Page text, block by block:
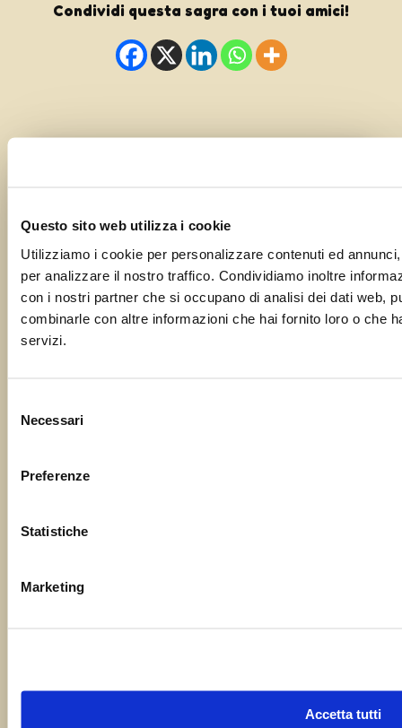
Questo sito web utilizza i cookie
Utilizziamo i cookie per personalizzare contenuti ed
per analizzare il nostro traffico. Condividiamo inoltre
con i nostri partner che si occupano di analisi dei dati web,
combinarle con altre informazioni che hai fornito loro o che
servizi.
delNecessari
Preferenze
Statistiche
Marketing
Accetta tutti
Condividi questa sagra con i tuoi amici!
Il tuo nome
La tua email